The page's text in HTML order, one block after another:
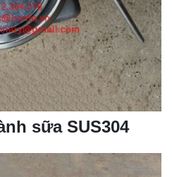
sữa SUS304